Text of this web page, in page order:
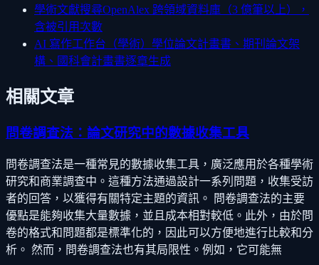
學術文獻搜尋OpenAlex 跨領域資料庫（3 億筆以上），
含被引用次數
AI 寫作工作台（學術） 學位論文計畫書、期刊論文架
構、國科會計畫書逐章生成
相關文章
問卷調查法：論文研究中的數據收集工具
問卷調查法是一種常見的數據收集工具，廣泛應用於各種學術
研究和商業調查中。這種方法通過設計一系列問題，收集受訪
者的回答，以獲得有關特定主題的資訊。 問卷調查法的主要
優點是能夠收集大量數據，並且成本相對較低。此外，由於問
卷的格式和問題都是標準化的，因此可以方便地進行比較和分
析。 然而，問卷調查法也有其局限性。例如，它可能無